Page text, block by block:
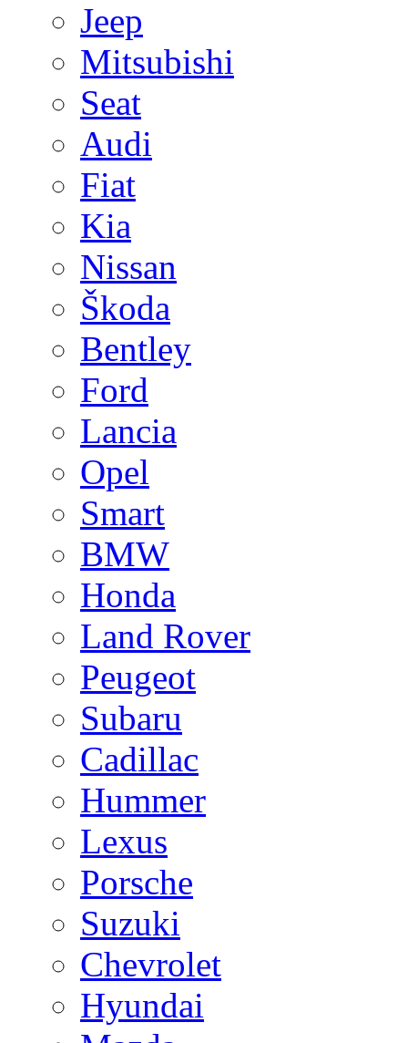
Jeep
Mitsubishi
Seat
Audi
Fiat
Kia
Nissan
Škoda
Bentley
Ford
Lancia
Opel
Smart
BMW
Honda
Land Rover
Peugeot
Subaru
Cadillac
Hummer
Lexus
Porsche
Suzuki
Chevrolet
Hyundai